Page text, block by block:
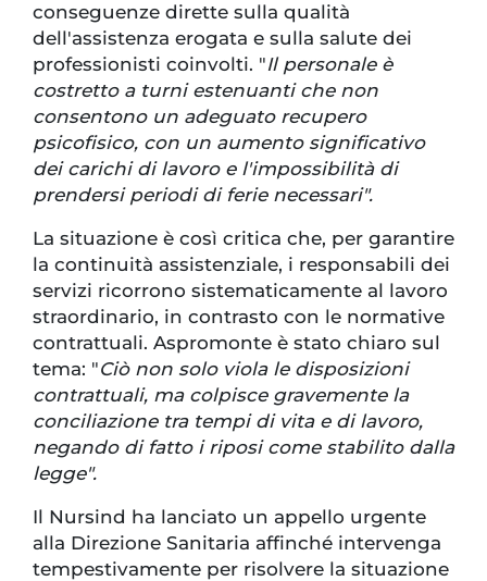
conseguenze dirette sulla qualità
dell'assistenza erogata e sulla salute dei
professionisti coinvolti. "Il personale è
costretto a turni estenuanti che non
consentono un adeguato recupero
psicofisico, con un aumento significativo
dei carichi di lavoro e l'impossibilità di
prendersi periodi di ferie necessari".
La situazione è così critica che, per garantire
la continuità assistenziale, i responsabili dei
servizi ricorrono sistematicamente al lavoro
straordinario, in contrasto con le normative
contrattuali. Aspromonte è stato chiaro sul
tema: "Ciò non solo viola le disposizioni
contrattuali, ma colpisce gravemente la
conciliazione tra tempi di vita e di lavoro,
negando di fatto i riposi come stabilito dalla
legge".
Il Nursind ha lanciato un appello urgente
alla Direzione Sanitaria affinché intervenga
tempestivamente per risolvere la situazione